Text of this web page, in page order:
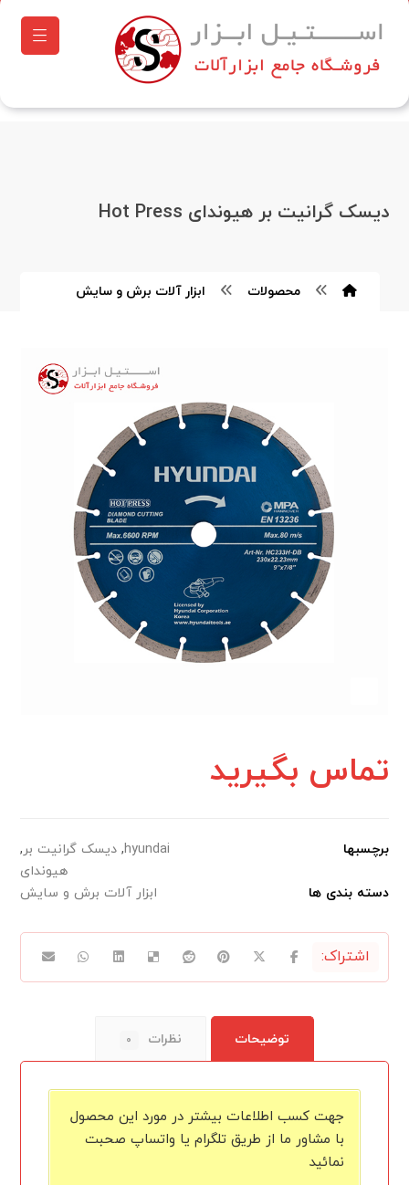
دیسک گرانیت بر هیوندای Hot Press
محصولات ابزار آلات برش و سایش
تماس بگیرید
برچسبها hyundai
, دیسک گرانیت بر,
هیوندای
دسته بندی ها
ابزار آلات برش و سایش
توضیحات نظرات ۰
جهت کسب اطلاعات بیشتر در مورد این محصول
با مشاور ما از طریق تلگرام یا واتساپ صحبت
نمائید